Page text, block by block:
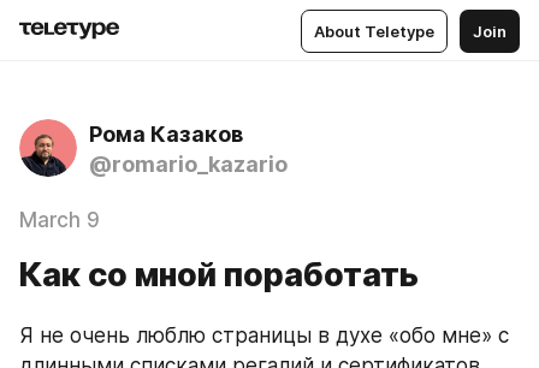
About Teletype Join
Рома Казаков
@romario_kazario
March 9
Как со мной поработать
Я не очень люблю страницы в духе «обо мне» с